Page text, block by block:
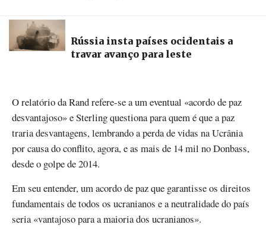
Rússia insta países ocidentais a
travar avanço para leste
O relatório da Rand refere-se a um eventual «acordo de paz
desvantajoso» e Sterling questiona para quem é que a paz
traria desvantagens, lembrando a perda de vidas na Ucrânia
por causa do conflito, agora, e as mais de 14 mil no Donbass,
desde o golpe de 2014.
Em seu entender, um acordo de paz que garantisse os direitos
fundamentais de todos os ucranianos e a neutralidade do país
seria «vantajoso para a maioria dos ucranianos».